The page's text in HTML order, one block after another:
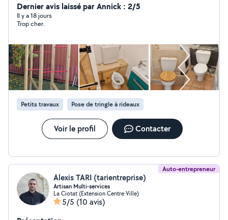
pour tous types de petits ou grands travaux du
quotidien. Un seul interlocuteur pour vous simplifier la
vie, avec des prestations soignées, efficaces et
Dernier avis laissé par Annick : 2/5
Il y a 18 jours
Trop cher.
Petits travaux Pose de tringle à rideaux
Voir le profil Contacter
Auto-entrepreneur
Alexis TARI (tarientreprise)
Artisan Multi-services
La Ciotat (Extension Centre Ville)
5/5 (10 avis)